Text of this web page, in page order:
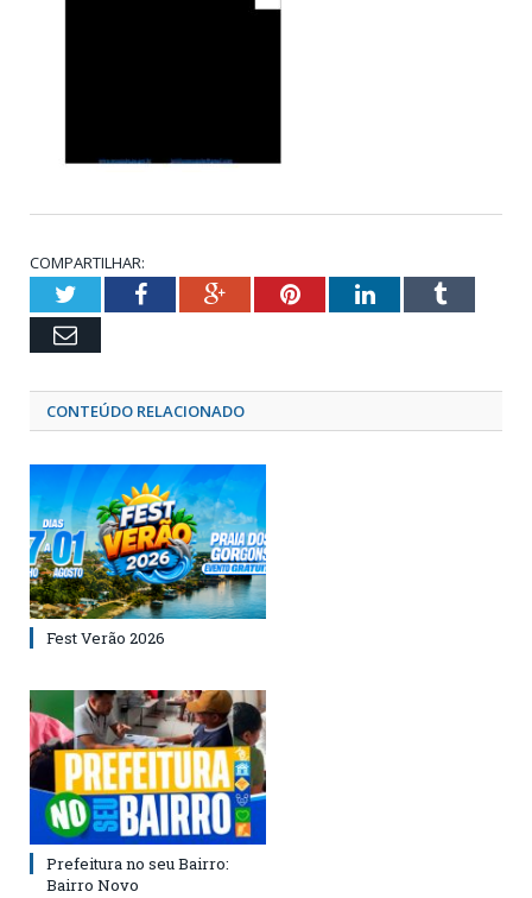
COMPARTILHAR:
TwitterFacebookGoogle+PinterestLinkedInTumblr
Email
CONTEÚDO RELACIONADO
Fest Verão 2026
Prefeitura no seu Bairro:
Bairro Novo